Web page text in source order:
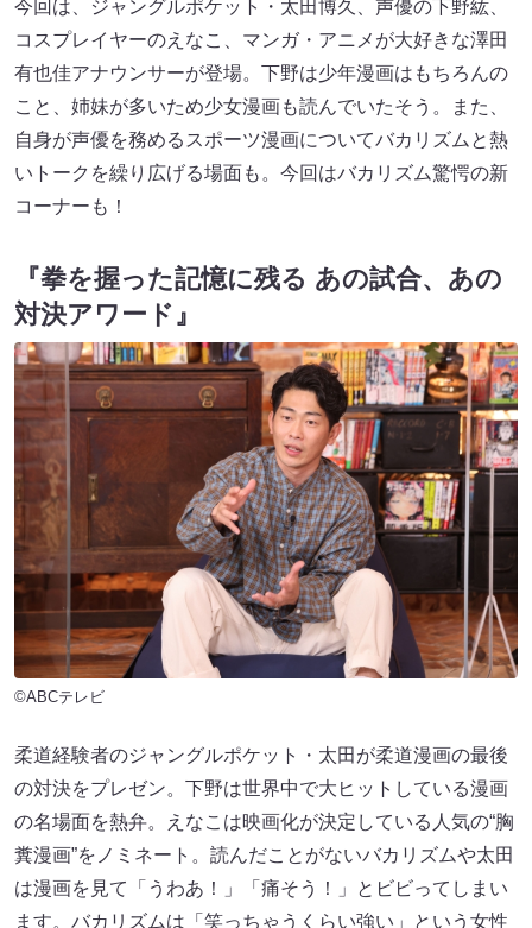
今回は、ジャングルポケット・太田博久、声優の下野紘、
コスプレイヤーのえなこ、マンガ・アニメが大好きな澤田
有也佳アナウンサーが登場。下野は少年漫画はもちろんの
こと、姉妹が多いため少女漫画も読んでいたそう。また、
自身が声優を務めるスポーツ漫画についてバカリズムと熱
いトークを繰り広げる場面も。今回はバカリズム驚愕の新
コーナーも！
『拳を握った記憶に残る あの試合、あの
対決アワード』
©ABCテレビ
柔道経験者のジャングルポケット・太田が柔道漫画の最後
の対決をプレゼン。下野は世界中で大ヒットしている漫画
の名場面を熱弁。えなこは映画化が決定している人気の“胸
糞漫画”をノミネート。読んだことがないバカリズムや太田
は漫画を見て「うわあ！」「痛そう！」とビビってしまい
ます。バカリズムは「笑っちゃうくらい強い」という女性